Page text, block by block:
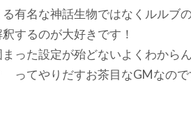
有名な神話生物ではなくルルブ
するのが大好きです！
った設定が殆どないよくわから
ってやりだすお茶目なGMなので